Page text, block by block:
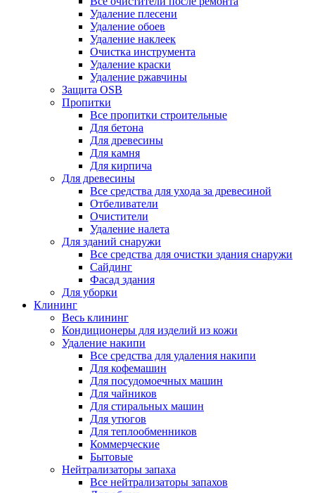
Удаление плесени
Удаление обоев
Удаление наклеек
Очистка инструмента
Удаление краски
Удаление ржавчины
Защита OSB
Пропитки
Все пропитки строительные
Для бетона
Для древесины
Для камня
Для кирпича
Для древесины
Все средства для ухода за древесиной
Отбеливатели
Очистители
Удаление налета
Для зданий снаружи
Все средства для очистки здания снаружи
Сайдинг
Фасад здания
Для уборки
Клининг
Весь клининг
Кондиционеры для изделий из кожи
Удаление накипи
Все средства для удаления накипи
Для кофемашин
Для посудомоечных машин
Для чайников
Для стиральных машин
Для утюгов
Для теплообменников
Коммерческие
Бытовые
Нейтрализаторы запаха
Все нейтрализаторы запахов